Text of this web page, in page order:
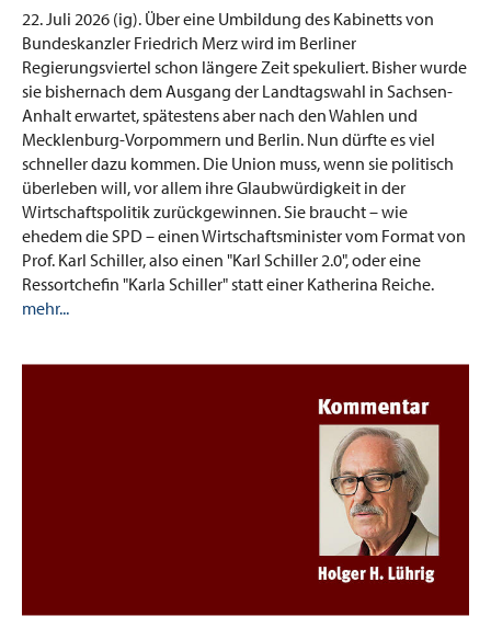
22. Juli 2026 (ig). Über eine Umbildung des Kabinetts von
Bundeskanzler Friedrich Merz wird im Berliner
Regierungsviertel schon längere Zeit spekuliert. Bisher wurde
sie bishernach dem Ausgang der Landtagswahl in Sachsen-
Anhalt erwartet, spätestens aber nach den Wahlen und
Mecklenburg-Vorpommern und Berlin. Nun dürfte es viel
schneller dazu kommen. Die Union muss, wenn sie politisch
überleben will, vor allem ihre Glaubwürdigkeit in der
Wirtschaftspolitik zurückgewinnen. Sie braucht – wie
ehedem die SPD – einen Wirtschaftsminister vom Format von
Prof. Karl Schiller, also einen "Karl Schiller 2.0", oder eine
Ressortchefin "Karla Schiller" statt einer Katherina Reiche.
mehr...